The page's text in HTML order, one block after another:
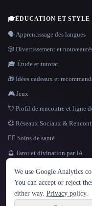
LANGUE
English español
Hindi
🎓ÉDUCATION ET STYLE
🗣️ Apprentissage des langues
🎲 Divertissement et
🎓 Étude et tutorat
🎁 Idées cadeaux et
🎮 Jeux
💘 Profil de rencontre et ligne
💞 Réseaux Sociaux &
👩‍⚕️ Soins de santé
🔮 Tarot et divination par IA
Site information
© 2026 That AI Collection. Tous
politique de confidentialité
We use Google Analytics
You can accept or reject
either way. Privacy policy.